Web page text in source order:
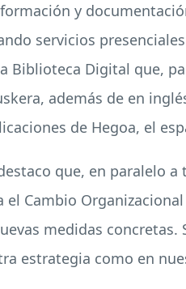
y
servicios
Biblioteca Digital que,
además de en
de Hegoa, el
que, en paralelo
el Cambio
medidas
estrategia como en